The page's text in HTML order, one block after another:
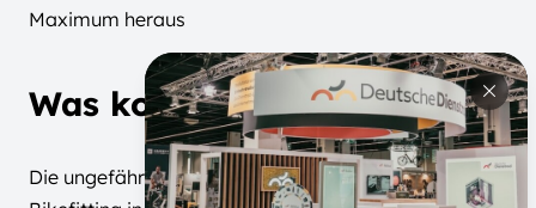
Maximum heraus
Was kostet ein Bikefitting?
Die ungefähre Preisspanne für professionelles